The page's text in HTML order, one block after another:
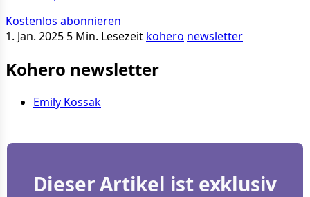
Kostenlos abonnieren
1. Jan. 2025 5 Min. Lesezeit kohero newsletter
Kohero newsletter
Emily Kossak
Dieser Artikel ist exklusiv